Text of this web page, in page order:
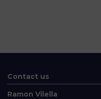
Contact us
Ramon Vilella